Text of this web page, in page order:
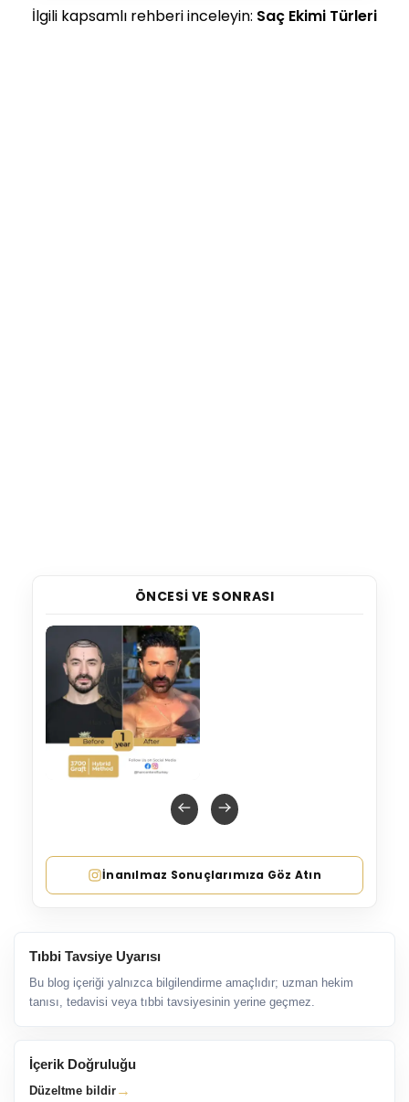
İlgili kapsamlı rehberi inceleyin: Saç Ekimi Türleri
ÖNCESI VE SONRASI
İnanılmaz Sonuçlarımıza Göz Atın
Tıbbi Tavsiye Uyarısı
Bu blog içeriği yalnızca bilgilendirme amaçlıdır; uzman hekim
tanısı, tedavisi veya tıbbi tavsiyesinin yerine geçmez.
İçerik Doğruluğu
Düzeltme bildir →